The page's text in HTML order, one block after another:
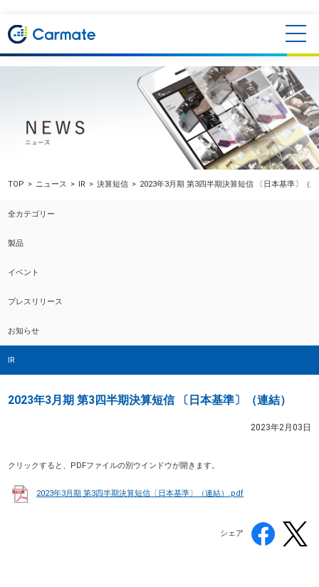
TOP ニュース IR 決算短信 2023年3月期 第3四半期決算短信 〔日本基準〕（
全カテゴリー
製品
イベント
プレスリリース
お知らせ
IR
2023年3月期 第3四半期決算短信 〔日本基準〕（連結）
2023年2月03日
クリックすると、PDFファイルの別ウインドウが開きます。
2023年3月期 第3四半期決算短信〔日本基準〕（連結）.pdf
シェア